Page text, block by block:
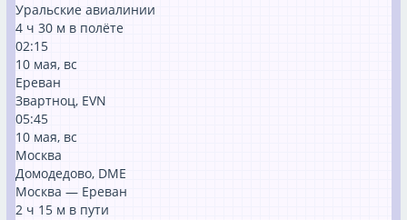
Уральские авиалинии
4 ⁠ч 30 ⁠м в полёте
02:15
10 мая, вс
Ереван
Звартноц, EVN
05:45
10 мая, вс
Москва
Домодедово, DME
Москва — Ереван
2 ⁠ч 15 ⁠м в пути